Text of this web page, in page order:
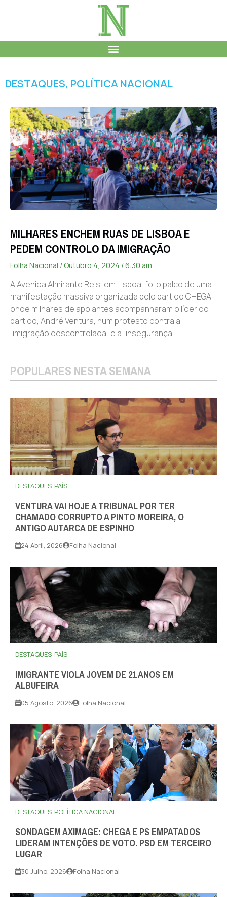
DESTAQUES, POLÍTICA NACIONAL
MILHARES ENCHEM RUAS DE LISBOA E
PEDEM CONTROLO DA IMIGRAÇÃO
Folha Nacional Outubro 4, 2024 6:30 am
A Avenida Almirante Reis, em Lisboa, foi o palco de uma
manifestação massiva organizada pelo partido CHEGA,
onde milhares de apoiantes acompanharam o líder do
partido, André Ventura, num protesto contra a
“imigração descontrolada” e a “insegurança”.
POPULARES NESTA SEMANA
DESTAQUES PAÍS
VENTURA VAI HOJE A TRIBUNAL POR TER
CHAMADO CORRUPTO A PINTO MOREIRA, O
ANTIGO AUTARCA DE ESPINHO
24 Abril, 2026 Folha Nacional
DESTAQUES PAÍS
IMIGRANTE VIOLA JOVEM DE 21 ANOS EM
ALBUFEIRA
05 Agosto, 2026 Folha Nacional
DESTAQUES POLÍTICA NACIONAL
SONDAGEM AXIMAGE: CHEGA E PS EMPATADOS
LIDERAM INTENÇÕES DE VOTO. PSD EM TERCEIRO
LUGAR
30 Julho, 2026 Folha Nacional